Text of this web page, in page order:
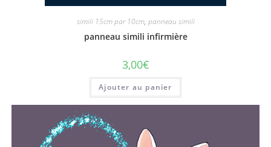
simili 15cm par 10cm, panneau simili
panneau simili infirmière
3,00€
Ajouter au panier